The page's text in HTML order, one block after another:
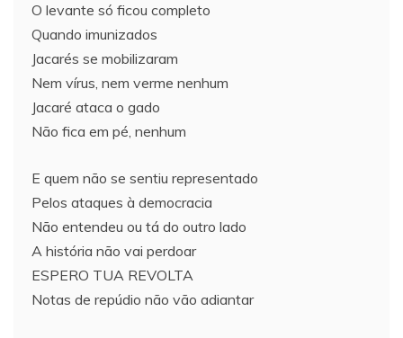
O levante só ficou completo
Quando imunizados
Jacarés se mobilizaram
Nem vírus, nem verme nenhum
Jacaré ataca o gado
Não fica em pé, nenhum
E quem não se sentiu representado
Pelos ataques à democracia
Não entendeu ou tá do outro lado
A história não vai perdoar
ESPERO TUA REVOLTA
Notas de repúdio não vão adiantar